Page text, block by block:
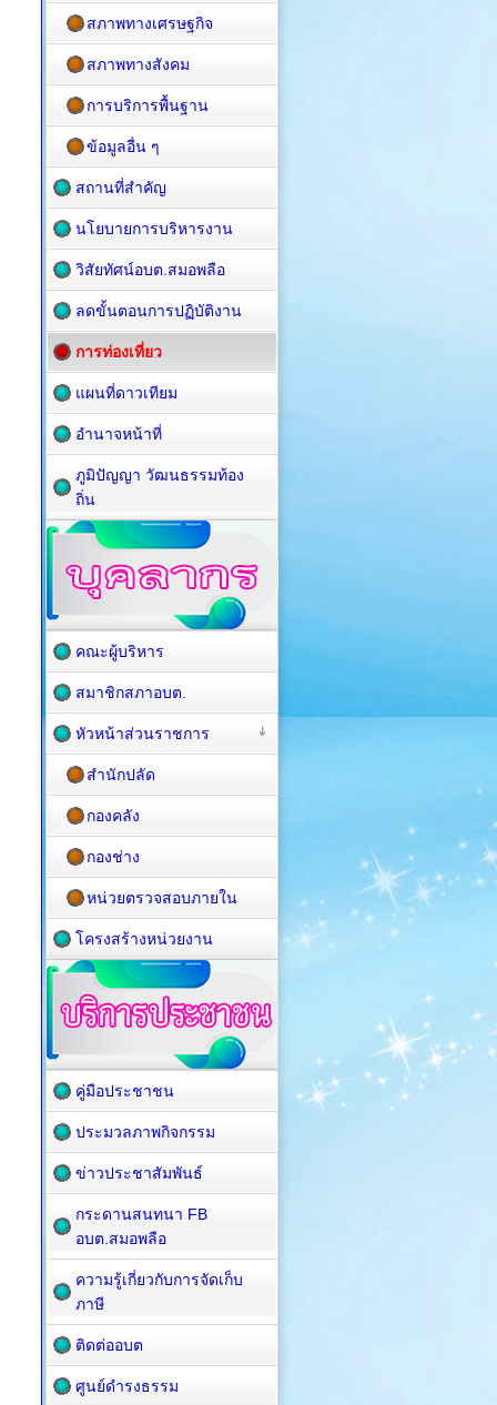
สภาพทางเศรษฐกิจ
สภาพทางสังคม
การบริการพื้นฐาน
ข้อมูลอื่น ๆ
สถานที่สำคัญ
นโยบายการบริหารงาน
วิสัยทัศน์อบต.สมอพลือ
ลดขั้นตอนการปฏิบัติงาน
การท่องเที่ยว
แผนที่ดาวเทียม
อำนาจหน้าที่
ภูมิปัญญา วัฒนธรรมท้อง
ถิ่น
คณะผู้บริหาร
สมาชิกสภาอบต.
หัวหน้าส่วนราชการ
สำนักปลัด
กองคลัง
กองช่าง
หน่วยตรวจสอบภายใน
โครงสร้างหน่วยงาน
คู่มือประชาชน
ประมวลภาพกิจกรรม
ข่าวประชาสัมพันธ์
กระดานสนทนา FB
อบต.สมอพลือ
ความรู้เกี่ยวกับการจัดเก็บ
ภาษี
ติดต่ออบต
ศูนย์ดำรงธรรม